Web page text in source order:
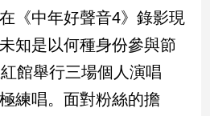
《中年好聲音4》錄影現
知是以何種身份參與節
館舉行三場個人演唱
練唱。面對粉絲的擔